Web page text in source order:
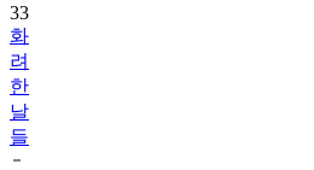
33
화
려
한
날
들